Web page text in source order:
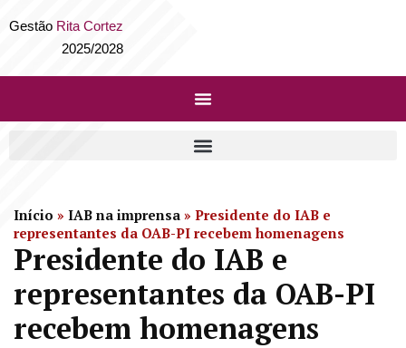
Gestão Rita Cortez
2025/2028
Início » IAB na imprensa » Presidente do IAB e
representantes da OAB-PI recebem homenagens
Presidente do IAB e
representantes da OAB-PI
recebem homenagens